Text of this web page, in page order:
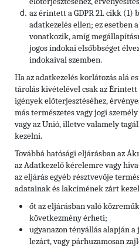
az érintett a GDPR 21. cikk
adatkezelés ellen; ez esetben
vonatkozik, amíg
jogos indokai elsőbbséget
indokaival szemben.
Ha az adatkezelés korlátozás alá
tárolás kivételével csak az Érintett
igények előterjesztéséhez,
más természetes vagy jogi
vagy az Unió, illetve valamely
kezelni.
Továbbá hatósági eljárásban az
az Adatkezelő kérelemre vagy
az eljárás egyéb résztvevője
adatainak és lakcímének zárt
őt az eljárásban való
következmény érheti;
ugyanazon tényállás alapján a
lezárt, vagy párhuzamosan